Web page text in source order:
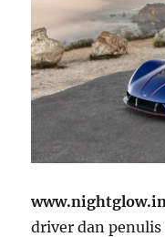
driver dan